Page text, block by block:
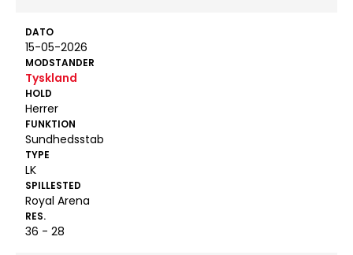
DATO
15-05-2026
MODSTANDER
Tyskland
HOLD
Herrer
FUNKTION
Sundhedsstab
TYPE
LK
SPILLESTED
Royal Arena
RES.
36 - 28